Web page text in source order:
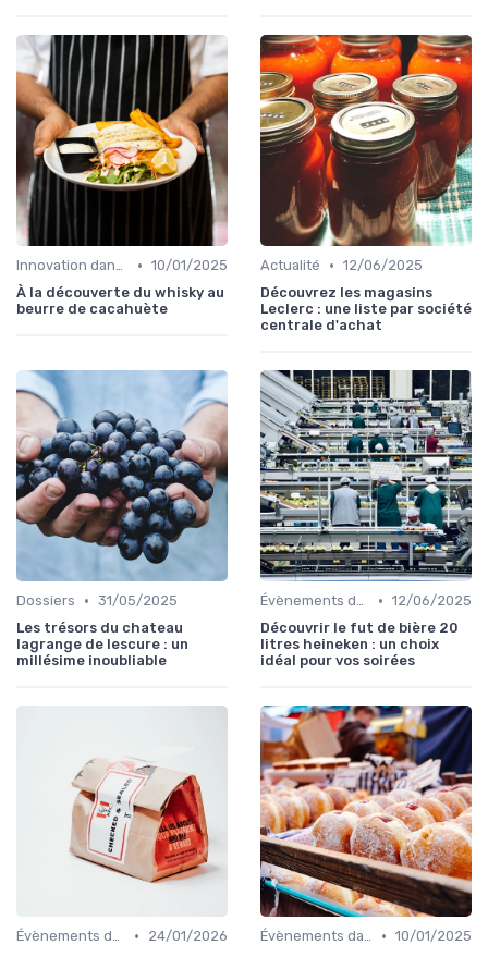
Innovation dans la food • 10/01/2025
À la découverte du whisky au
beurre de cacahuète
Actualité • 12/06/2025
Découvrez les magasins
Leclerc : une liste par société
centrale d'achat
Dossiers • 31/05/2025
Les trésors du chateau
lagrange de lescure : un
millésime inoubliable
Évènements dans la food • 12/06/2025
Découvrir le fut de bière 20
litres heineken : un choix
idéal pour vos soirées
Évènements dans la food •
24/01/2026
Évènements dans la food • 10/01/2025